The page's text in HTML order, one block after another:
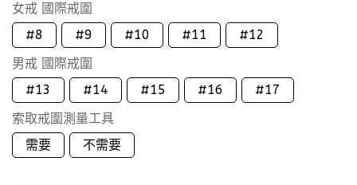
女戒 國際戒圍
#8
#9 #10 #11
#12
男戒 國際戒圍
#13
#14 #15 #16
#17
索取戒圍測量工具
需要
不需要